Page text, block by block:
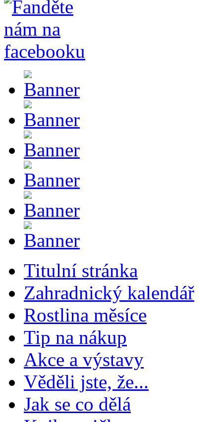
Titulní stránka
Zahradnický kalendář
Rostlina měsíce
Tip na nákup
Akce a výstavy
Věděli jste, že...
Jak se co dělá